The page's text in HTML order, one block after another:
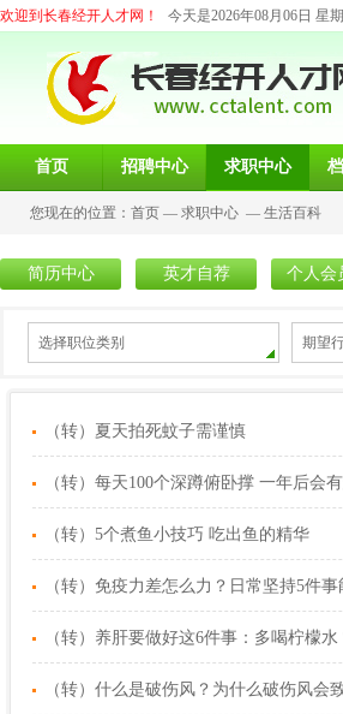
欢迎到长春经开人才网！ 今天是2026年08月06日 星
首页 招聘中心 求职中心
您现在的位置： 首页 — 求职中心 — 生活百科
简历中心 英才自荐 个人会
选择职位类别 期望
（转）夏天拍死蚊子需谨慎
（转）每天100个深蹲俯卧撑 一年后会
（转）5个煮鱼小技巧 吃出鱼的精华
（转）免疫力差怎么力？日常坚持5件事
（转）养肝要做好这6件事：多喝柠檬
（转）什么是破伤风？为什么破伤风会